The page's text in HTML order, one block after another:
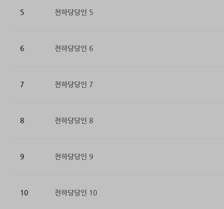
5 천하당당인 5
6 천하당당인 6
7 천하당당인 7
8 천하당당인 8
9 천하당당인 9
10 천하당당인 10